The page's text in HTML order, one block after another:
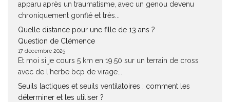
apparu après un traumatisme, avec un genou devenu
chroniquement gonflé et très...
Quelle distance pour une fille de 13 ans ?
Question de Clémence
17 décembre 2025
Et moi si je cours 5 km en 19.50 sur un terrain de cross
avec de l'herbe bcp de virage...
Seuils lactiques et seuils ventilatoires : comment les
déterminer et les utiliser ?